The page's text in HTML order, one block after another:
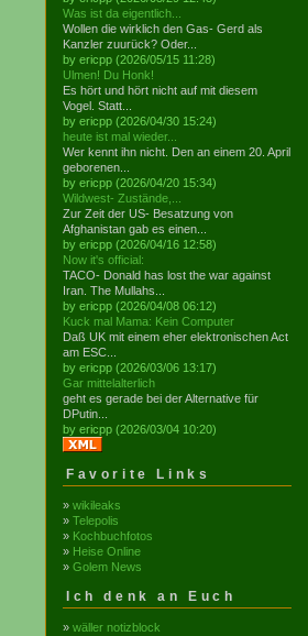
Was ist da eigentlich...
Wollen die wirklich den Gas- Gerd als
Kanzler zuurück? Oder...
by ericpp (2026/05/15 11:28)
Ulmen! Du Honk!
Es hört und hört nicht auf mit diesem
Vogel. Statt...
by ericpp (2026/04/30 15:24)
heute ist mal wieder...
Wer kennt ihn nicht. Den an einem 20. April
geborenen...
by ericpp (2026/04/20 15:34)
Wildwest- Zustände,...
Zur Zeit der US- Besatzung von
Afghanistan gab es einen...
by ericpp (2026/04/16 12:58)
Now it's official:
TACO- Donald has lost the war against
Iran. The Mullahs...
by ericpp (2026/04/08 06:12)
Kuck mal Mama: Kein Computer
Daß UK mit einem eher elektronischen Act
am ESC...
by ericpp (2026/03/06 13:17)
Gar mittelalterlich
geht es gerade bei der Alternative für
DPutin...
by ericpp (2026/03/04 10:20)
Favorite Links
» wikileaks
» Telepolis
» Kochbuchfotos
» Heise Online
» Golem News
Ich denk an Euch
» wäller notizblock